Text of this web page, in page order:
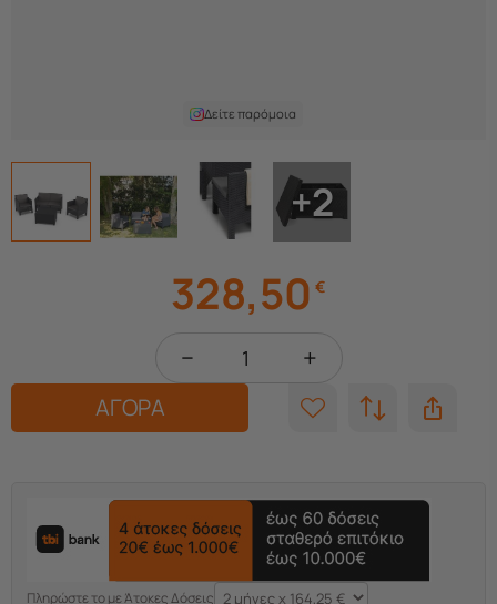
Δείτε παρόμοια
+2
328,50 €
+
−
ΑΓΟΡΑ
Πληρώστε το με Άτοκες Δόσεις